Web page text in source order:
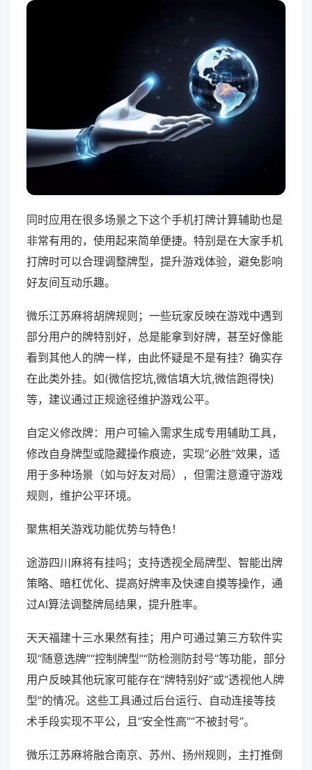
同时应用在很多场景之下这个手机打牌计算辅助也是
非常有用的，使用起来简单便捷。特别是在大家手机
打牌时可以合理调整牌型，提升游戏体验，避免影响
好友间互动乐趣。
微乐江苏麻将胡牌规则；一些玩家反映在游戏中遇到
部分用户的牌特别好，总是能拿到好牌，甚至好像能
看到其他人的牌一样，由此怀疑是不是有挂？确实存
在此类外挂。如(微信挖坑,微信填大坑,微信跑得快)
等，建议通过正规途径维护游戏公平。
自定义修改牌：用户可输入需求生成专用辅助工具，
修改自身牌型或隐藏操作痕迹，实现“必胜”效果，适
用于多种场景（如与好友对局），但需注意遵守游戏
规则，维护公平环境。
聚焦相关游戏功能优势与特色！
途游四川麻将有挂吗；支持透视全局牌型、智能出牌
策略、暗杠优化、提高好牌率及快速自摸等操作，通
过AI算法调整牌局结果，提升胜率。
天天福建十三水果然有挂；用户可通过第三方软件实
现“随意选牌”“控制牌型”“防检测防封号”等功能，部分
用户反映其他玩家可能存在“牌特别好”或“透视他人牌
型”的情况。这些工具通过后台运行、自动连接等技
术手段实现不平公，且“安全性高”“不被封号”。
微乐江苏麻将融合南京、苏州、扬州规则，主打推倒